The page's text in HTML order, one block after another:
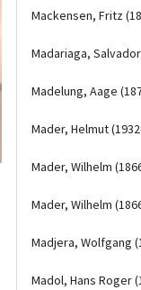
Mackensen, Fritz
Madariaga,
Madelung, Aage
Mader, Helmut
Mader, Wilhelm
Mader, Wilhelm
Madjera, Wolfgang
Madol, Hans Roger